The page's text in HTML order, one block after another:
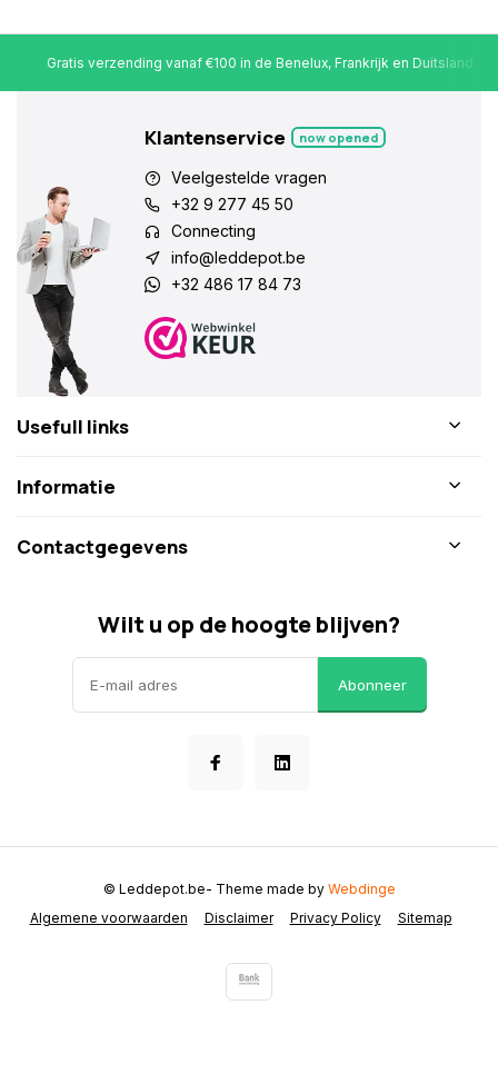
Gratis verzending vanaf €100 in de Benelux, Frankrijk en Duitsland
Klantenservice now opened
Veelgestelde vragen
+32 9 277 45 50
Connecting
info@leddepot.be
+32 486 17 84 73
Usefull links
Informatie
Contactgegevens
Wilt u op de hoogte blijven?
Abonneer
Algemene voorwaarden Disclaimer Privacy Policy Sitemap
© Leddepot.be- Theme made by Webdinge